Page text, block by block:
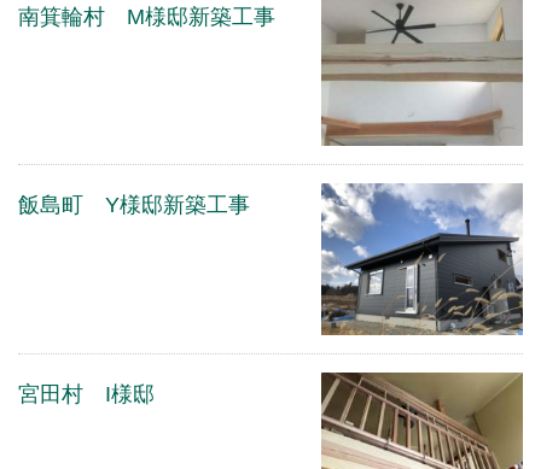
南箕輪村 M様邸新築工事
飯島町 Y様邸新築工事
宮田村 I様邸